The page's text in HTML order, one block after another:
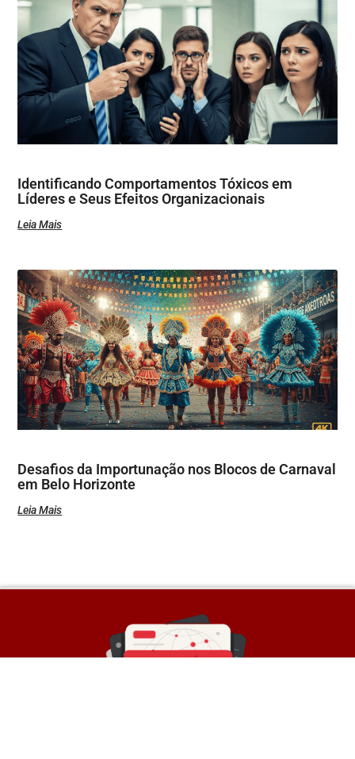
Identificando Comportamentos Tóxicos em
Líderes e Seus Efeitos Organizacionais
Leia Mais
Desafios da Importunação nos Blocos de Carnaval
em Belo Horizonte
Leia Mais